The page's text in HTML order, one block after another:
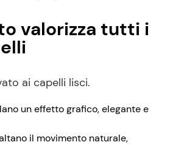
valorizza tutti i
ai capelli lisci.
un effetto grafico, elegante e
il movimento naturale,